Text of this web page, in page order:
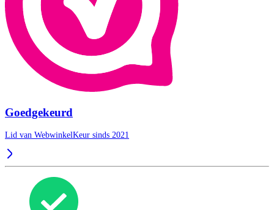
Goedgekeurd
Lid van WebwinkelKeur sinds 2021